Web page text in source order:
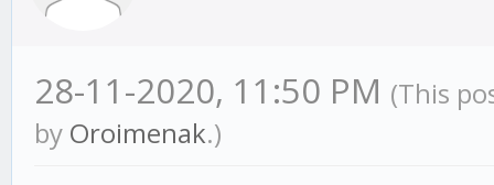
28-11-2020, 11:50 PM (This
by Oroimenak.)